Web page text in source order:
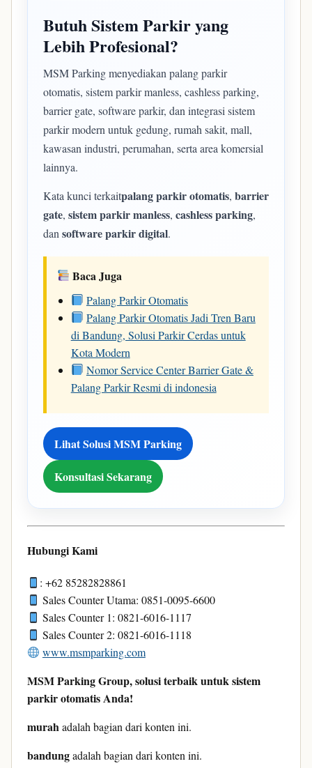
Butuh Sistem Parkir yang
Lebih Profesional?
MSM Parking menyediakan palang parkir
otomatis, sistem parkir manless, cashless parking,
barrier gate, software parkir, dan integrasi sistem
parkir modern untuk gedung, rumah sakit, mall,
kawasan industri, perumahan, serta area komersial
lainnya.
Kata kunci terkaitpalang parkir otomatis, barrier
gate, sistem parkir manless, cashless parking,
dan software parkir digital.
Baca Juga
Palang Parkir Otomatis
Palang Parkir Otomatis Jadi Tren Baru
di Bandung, Solusi Parkir Cerdas untuk
Kota Modern
Nomor Service Center Barrier Gate &
Palang Parkir Resmi di indonesia
Lihat Solusi MSM Parking
Konsultasi Sekarang
Hubungi Kami
: +62 85282828861
Sales Counter Utama: 0851-0095-6600
Sales Counter 1: 0821-6016-1117
Sales Counter 2: 0821-6016-1118
www.msmparking.com
MSM Parking Group, solusi terbaik untuk sistem
parkir otomatis Anda!
murah adalah bagian dari konten ini.
bandungadalah bagian dari konten ini.